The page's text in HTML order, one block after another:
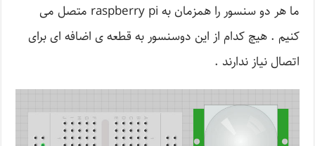
ما هر دو سنسور را همزمان به raspberry pi متصل می
کنیم . هیچ کدام از این دوسنسور به قطعه ی اضافه ای برای
اتصال نیاز ندارند .